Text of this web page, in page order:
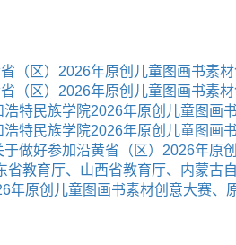
（区）2026年原创儿童图画书素
（区）2026年原创儿童图画书素
浩特民族学院2026年原创儿童图画
浩特民族学院2026年原创儿童图画
于做好参加沿黄省（区）2026年原
省教育厅、山西省教育厅、内蒙古
年原创儿童图画书素材创意大赛、